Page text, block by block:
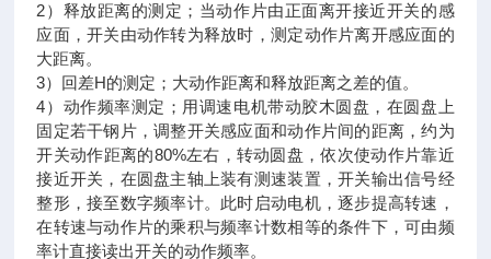
2）释放距离的测定；当动作片由正面离开接近开关的感
应面，开关由动作转为释放时，测定动作片离开感应面的
大距离。
3）回差H的测定；大动作距离和释放距离之差的值。
4）动作频率测定；用调速电机带动胶木圆盘，在圆盘上
固定若干钢片，调整开关感应面和动作片间的距离，约为
开关动作距离的80%左右，转动圆盘，依次使动作片靠近
接近开关，在圆盘主轴上装有测速装置，开关输出信号经
整形，接至数字频率计。此时启动电机，逐步提高转速，
在转速与动作片的乘积与频率计数相等的条件下，可由频
率计直接读出开关的动作频率。